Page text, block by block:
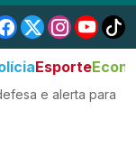
Esporte
e alerta para